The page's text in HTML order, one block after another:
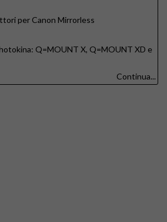
per Canon Mirrorless
Q=MOUNT X, Q=MOUNT XD e
Continua...